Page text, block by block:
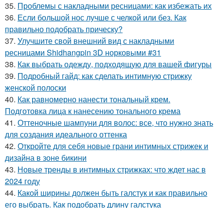
35. Проблемы с накладными ресницами: как избежать их
36. Если большой нос лучше с челкой или без. Как
правильно подобрать прическу?
37. Улучшите свой внешний вид с накладными
ресницами Shidhangpin 3D норковыми #31
38. Как выбрать одежду, подходящую для вашей фигуры
39. Подробный гайд: как сделать интимную стрижку
женской полоски
40. Как равномерно нанести тональный крем.
Подготовка лица к нанесению тонального крема
41. Оттеночные шампуни для волос: все, что нужно знать
для создания идеального оттенка
42. Откройте для себя новые грани интимных стрижек и
дизайна в зоне бикини
43. Новые тренды в интимных стрижках: что ждет нас в
2024 году
44. Какой ширины должен быть галстук и как правильно
его выбрать. Как подобрать длину галстука